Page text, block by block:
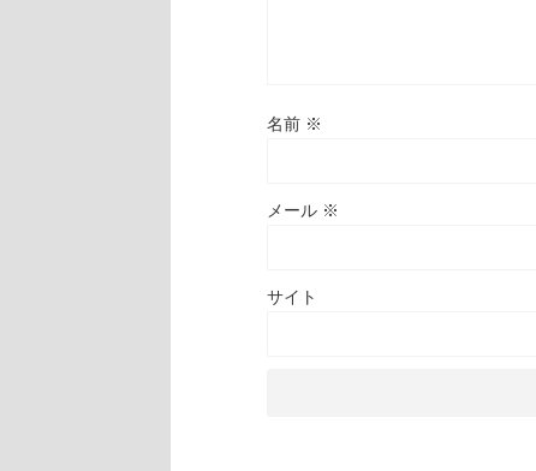
名前 ※
メール ※
サイト